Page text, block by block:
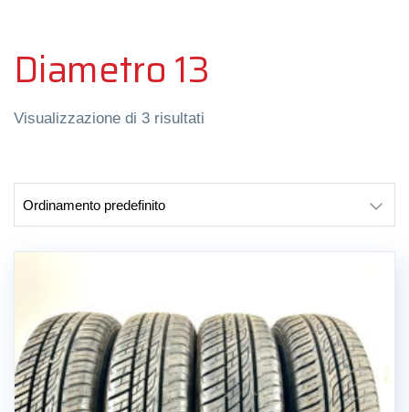
Diametro 13
Visualizzazione di 3 risultati